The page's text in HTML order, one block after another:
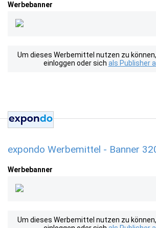
Werbebanner
Um dieses Werbemittel nutzen zu
einloggen oder sich als Publisher
expondo Werbemittel - Banner
Werbebanner
Um dieses Werbemittel nutzen zu